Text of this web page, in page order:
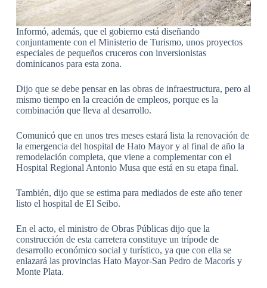
Informó, además, que el gobierno está diseñando
conjuntamente con el Ministerio de Turismo, unos proyectos
especiales de pequeños cruceros con inversionistas
dominicanos para esta zona.
Dijo que se debe pensar en las obras de infraestructura, pero al
mismo tiempo en la creación de empleos, porque es la
combinación que lleva al desarrollo.
Comunicó que en unos tres meses estará lista la renovación de
la emergencia del hospital de Hato Mayor y al final de año la
remodelación completa, que viene a complementar con el
Hospital Regional Antonio Musa que está en su etapa final.
También, dijo que se estima para mediados de este año tener
listo el hospital de El Seibo.
En el acto, el ministro de Obras Públicas dijo que la
construcción de esta carretera constituye un trípode de
desarrollo económico social y turístico, ya que con ella se
enlazará las provincias Hato Mayor-San Pedro de Macorís y
Monte Plata.